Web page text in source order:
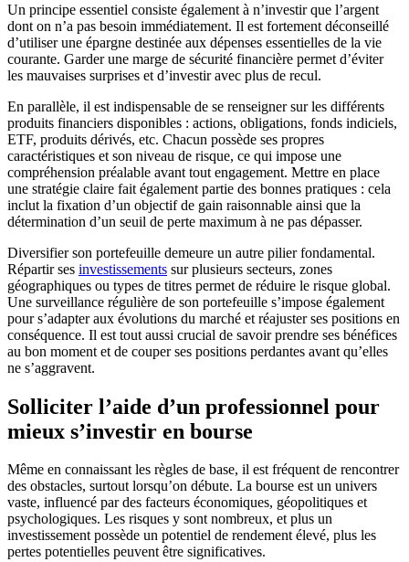
Un principe essentiel consiste également à n’investir que l’argent
dont on n’a pas besoin immédiatement. Il est fortement déconseillé
d’utiliser une épargne destinée aux dépenses essentielles de la vie
courante. Garder une marge de sécurité financière permet d’éviter
les mauvaises surprises et d’investir avec plus de recul.
En parallèle, il est indispensable de se renseigner sur les différents
produits financiers disponibles : actions, obligations, fonds indiciels,
ETF, produits dérivés, etc. Chacun possède ses propres
caractéristiques et son niveau de risque, ce qui impose une
compréhension préalable avant tout engagement. Mettre en place
une stratégie claire fait également partie des bonnes pratiques : cela
inclut la fixation d’un objectif de gain raisonnable ainsi que la
détermination d’un seuil de perte maximum à ne pas dépasser.
Diversifier son portefeuille demeure un autre pilier fondamental.
Répartir ses investissements sur plusieurs secteurs, zones
géographiques ou types de titres permet de réduire le risque global.
Une surveillance régulière de son portefeuille s’impose également
pour s’adapter aux évolutions du marché et réajuster ses positions en
conséquence. Il est tout aussi crucial de savoir prendre ses bénéfices
au bon moment et de couper ses positions perdantes avant qu’elles
ne s’aggravent.
Solliciter l’aide d’un professionnel pour
mieux s’investir en bourse
Même en connaissant les règles de base, il est fréquent de rencontrer
des obstacles, surtout lorsqu’on débute. La bourse est un univers
vaste, influencé par des facteurs économiques, géopolitiques et
psychologiques. Les risques y sont nombreux, et plus un
investissement possède un potentiel de rendement élevé, plus les
pertes potentielles peuvent être significatives.